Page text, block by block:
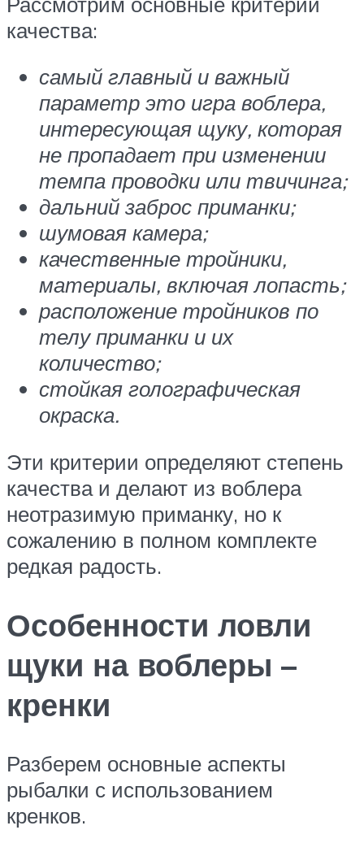
качества:
самый главный и важный
параметр это игра воблера,
интересующая щуку, которая
не пропадает при изменении
темпа проводки или твичинга;
дальний заброс приманки;
шумовая камера;
качественные тройники,
материалы, включая лопасть;
расположение тройников по
телу приманки и их
количество;
стойкая голографическая
окраска.
Эти критерии определяют степень
качества и делают из воблера
неотразимую приманку, но к
сожалению в полном комплекте
редкая радость.
Особенности ловли
щуки на воблеры –
кренки
Разберем основные аспекты
рыбалки с использованием
кренков.